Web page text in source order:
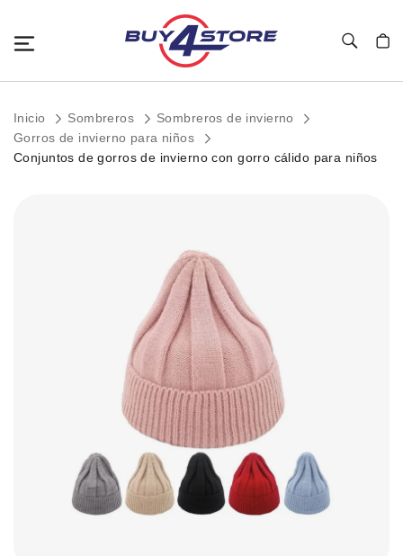
Inicio Sombreros
Sombreros de invierno
Gorros de invierno para niños
Conjuntos de gorros de invierno con gorro cálido para niños